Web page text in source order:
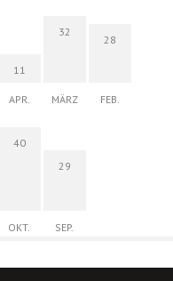
11
APR.
32
MÄRZ
28
FEB.
40
OKT.
29
SEP.